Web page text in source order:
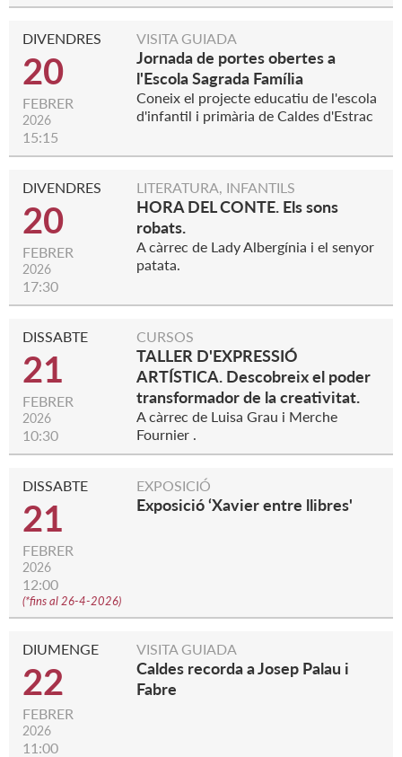
DIVENDRES
20
FEBRER
2026
15:15
VISITA GUIADA
Jornada de portes obertes a
l'Escola Sagrada Família
Coneix el projecte educatiu de l'escola
d'infantil i primària de Caldes d'Estrac
DIVENDRES
20
FEBRER
2026
17:30
LITERATURA, INFANTILS
HORA DEL CONTE. Els sons
robats.
A càrrec de Lady Albergínia i el senyor
patata.
DISSABTE
21
FEBRER
2026
10:30
CURSOS
TALLER D'EXPRESSIÓ
ARTÍSTICA. Descobreix el poder
transformador de la creativitat.
A càrrec de Luisa Grau i Merche
Fournier .
DISSABTE
21
FEBRER
2026
12:00
(*fins al 26-4-2026)
EXPOSICIÓ
Exposició ‘Xavier entre llibres'
DIUMENGE
22
FEBRER
2026
11:00
VISITA GUIADA
Caldes recorda a Josep Palau i
Fabre